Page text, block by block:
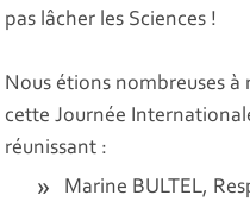
pas lâcher les Sciences !
Nous étions nombreuses
cette Journée
réunissant :
Marine BULTEL,